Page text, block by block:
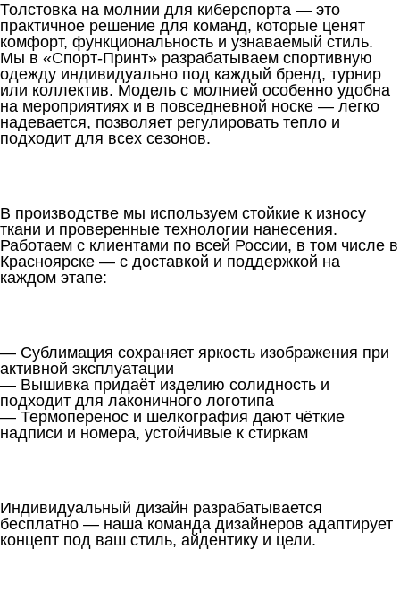
Толстовка на молнии для киберспорта — это
практичное решение для команд, которые ценят
комфорт, функциональность и узнаваемый стиль.
Мы в «Спорт-Принт» разрабатываем спортивную
одежду индивидуально под каждый бренд, турнир
или коллектив. Модель с молнией особенно удобна
на мероприятиях и в повседневной носке — легко
надевается, позволяет регулировать тепло и
подходит для всех сезонов.
В производстве мы используем стойкие к износу
ткани и проверенные технологии нанесения.
Работаем с клиентами по всей России, в том числе в
Красноярске — с доставкой и поддержкой на
каждом этапе:
— Сублимация сохраняет яркость изображения при
активной эксплуатации
— Вышивка придаёт изделию солидность и
подходит для лаконичного логотипа
— Термоперенос и шелкография дают чёткие
надписи и номера, устойчивые к стиркам
Индивидуальный дизайн разрабатывается
бесплатно — наша команда дизайнеров адаптирует
концепт под ваш стиль, айдентику и цели.